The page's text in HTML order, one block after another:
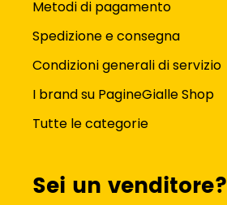
Metodi di pagamento
Spedizione e consegna
Condizioni generali di servizio
I brand su PagineGialle Shop
Tutte le categorie
Sei un venditore?